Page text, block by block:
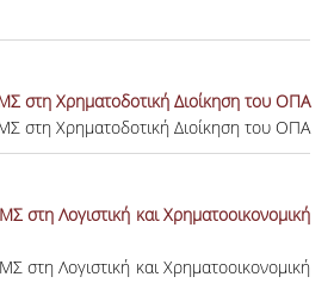
στη Χρηματοδοτική Διοίκηση του ΟΠΑ
στη Χρηματοδοτική Διοίκηση του ΟΠΑ
στη Λογιστική και Χρηματοοικονομική
στη Λογιστική και Χρηματοοικονομική